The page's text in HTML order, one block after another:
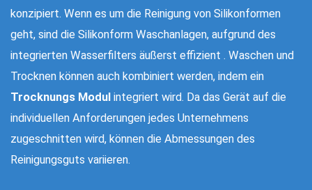
konzipiert. Wenn es um die Reinigung von Silikonformen
geht, sind die Silikonform Waschanlagen, aufgrund des
integrierten Wasserfilters äußerst effizient . Waschen und
Trocknen können auch kombiniert werden, indem ein
Trocknungs Modul integriert wird. Da das Gerät auf die
individuellen Anforderungen jedes Unternehmens
zugeschnitten wird, können die Abmessungen des
Reinigungsguts variieren.